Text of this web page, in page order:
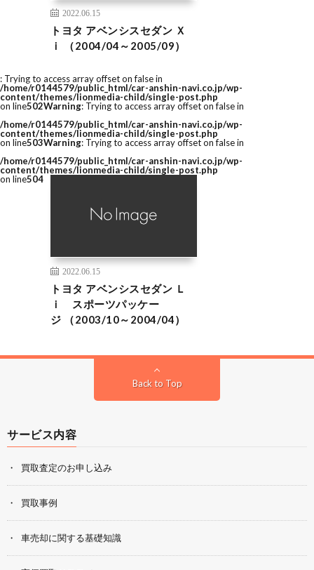
2022.06.15
トヨタ アベンシスセダン Ｘ
ｉ （2004/04～2005/09）
: Trying to access array offset on false in
/home/r0144579/public_html/car-anshin-navi.co.jp/wp-
content/themes/lionmedia-child/single-post.php
on line502Warning: Trying to access array offset on false in
/home/r0144579/public_html/car-anshin-navi.co.jp/wp-
content/themes/lionmedia-child/single-post.php
on line503Warning: Trying to access array offset on false in
/home/r0144579/public_html/car-anshin-navi.co.jp/wp-
content/themes/lionmedia-child/single-post.php
on line504
2022.06.15
トヨタ アベンシスセダン Ｌ
ｉ スポーツパッケー
ジ （2003/10～2004/04）
Back to Top
サービス内容
買取査定のお申し込み
買取事例
車売却に関する基礎知識